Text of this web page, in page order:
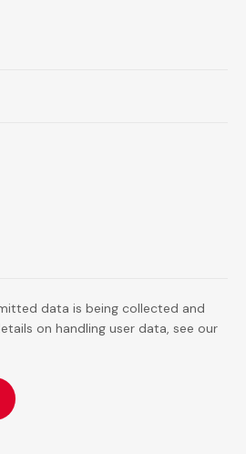
data is being collected and
on handling user data, see our